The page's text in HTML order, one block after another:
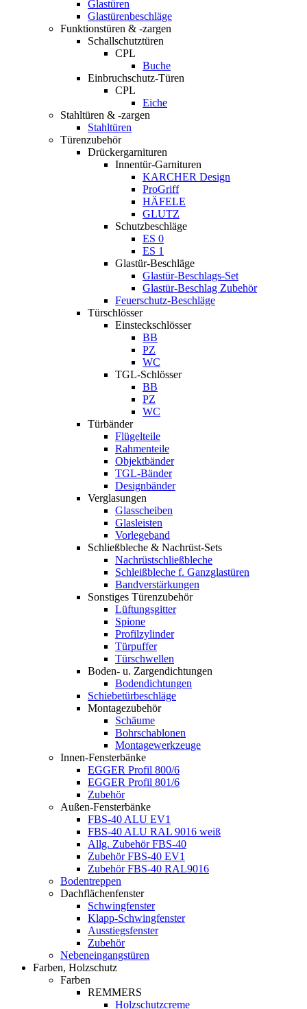
Glastüren
Glastürenbeschläge
Funktionstüren & -zargen
Schallschutztüren
CPL
Buche
Einbruchschutz-Türen
CPL
Eiche
Stahltüren & -zargen
Stahltüren
Türenzubehör
Drückergarnituren
Innentür-Garnituren
KARCHER Design
ProGriff
HÄFELE
GLUTZ
Schutzbeschläge
ES 0
ES 1
Glastür-Beschläge
Glastür-Beschlags-Set
Glastür-Beschlag Zubehör
Feuerschutz-Beschläge
Türschlösser
Einsteckschlösser
BB
PZ
WC
TGL-Schlösser
BB
PZ
WC
Türbänder
Flügelteile
Rahmenteile
Objektbänder
TGL-Bänder
Designbänder
Verglasungen
Glasscheiben
Glasleisten
Vorlegeband
Schließbleche & Nachrüst-Sets
Nachrüstschließbleche
Schleißbleche f. Ganzglastüren
Bandverstärkungen
Sonstiges Türenzubehör
Lüftungsgitter
Spione
Profilzylinder
Türpuffer
Türschwellen
Boden- u. Zargendichtungen
Bodendichtungen
Schiebetürbeschläge
Montagezubehör
Schäume
Bohrschablonen
Montagewerkzeuge
Innen-Fensterbänke
EGGER Profil 800/6
EGGER Profil 801/6
Zubehör
Außen-Fensterbänke
FBS-40 ALU EV1
FBS-40 ALU RAL 9016 weiß
Allg. Zubehör FBS-40
Zubehör FBS-40 EV1
Zubehör FBS-40 RAL9016
Bodentreppen
Dachflächenfenster
Schwingfenster
Klapp-Schwingfenster
Ausstiegsfenster
Zubehör
Nebeneingangstüren
Farben, Holzschutz
Farben
REMMERS
Holzschutzcreme